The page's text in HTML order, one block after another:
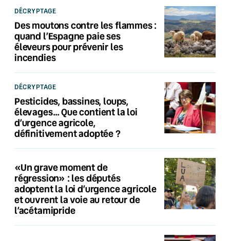
DÉCRYPTAGE
Des moutons contre les flammes :
quand l’Espagne paie ses
éleveurs pour prévenir les
incendies
DÉCRYPTAGE
Pesticides, bassines, loups,
élevages… Que contient la loi
d’urgence agricole,
définitivement adoptée ?
«Un grave moment de
régression» : les députés
adoptent la loi d’urgence agricole
et ouvrent la voie au retour de
l’acétamipride